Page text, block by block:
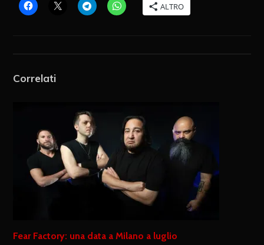
ALTRO
Correlati
Fear Factory: una data a Milano a luglio